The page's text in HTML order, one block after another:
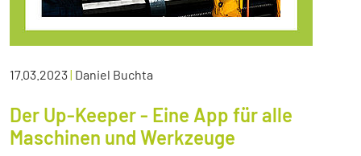
17.03.2023| Daniel Buchta
Der Up-Keeper - Eine App für alle
Maschinen und Werkzeuge